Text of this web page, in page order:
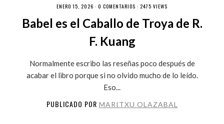
ENERO 15, 2026 · 0 COMENTARIOS · 2475 VIEWS
Babel es el Caballo de Troya de R.
F. Kuang
Normalmente escribo las reseñas poco después de
acabar el libro porque si no olvido mucho de lo leído.
Eso...
PUBLICADO POR MARITXU OLAZABAL